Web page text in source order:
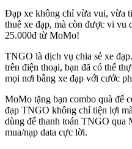
Đạp xe không chỉ vừa vui, vừa
thuê xe đạp, mà còn được vi vu
25.000đ từ MoMo!
TNGO là dịch vụ chia sẻ xe
trên điện thoại, bạn đã có thể
mọi nơi bằng xe đạp với cước
MoMo tặng bạn combo quà để
đạp TNGO không chỉ tiện lợi
dùng để thanh toán TNGO qua
mua/nạp data cực lời.